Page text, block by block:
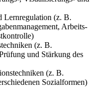
Lernregulation (z. B.
Arbeits-
(z. B.
und Stärkung des
(z. B.
Sozialformen)